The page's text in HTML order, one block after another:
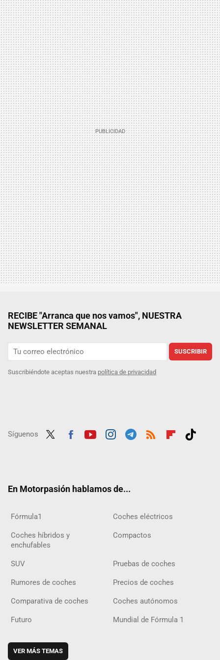
RECIBE "Arranca que nos vamos", NUESTRA
NEWSLETTER SEMANAL
SUSCRIBIR
Suscribiéndote aceptas nuestra política de privacidad
Síguenos
En Motorpasión hablamos de...
Fórmula1 Coches eléctricos
Coches híbridos y
enchufables
Compactos
SUV Pruebas de coches
Rumores de coches Precios de coches
Comparativa de coches Coches autónomos
Futuro Mundial de Fórmula 1
VER MÁS TEMAS